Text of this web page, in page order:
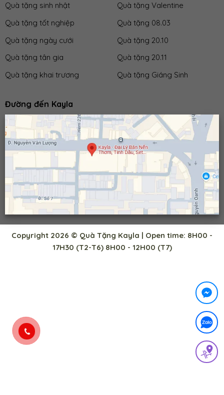
Quà tặng sinh nhật
Quà tặng tốt nghiệp
Quà tặng ngày cưới
Quà tặng tân gia
Quà tặng khai trương
Quà tặng Valentine
Quà tặng 08.03
Quà tặng 20.10
Quà tặng 20.11
Quà tặng Giáng Sinh
Đường đến Kayla
Copyright 2026 © Quà Tặng Kayla | Open time: 8H00 -
17H30 (T2-T6) 8H00 - 12H00 (T7)